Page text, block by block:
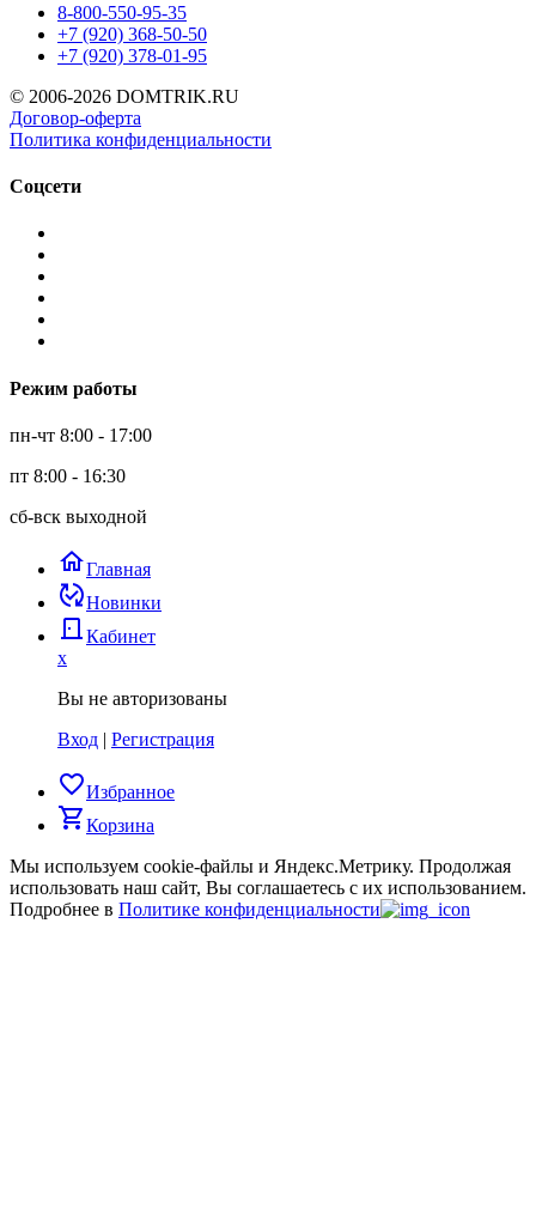
8-800-550-95-35
+7 (920) 368-50-50
+7 (920) 378-01-95
© 2006-2026 DOMTRIK.RU
Договор-оферта
Политика конфиденциальности
Соцсети
Режим работы
пн-чт 8:00 - 17:00
пт 8:00 - 16:30
сб-вск выходной
homeГлавная
published_with_changesНовинки
door_back Кабинет
x
Вы не авторизованы
Вход | Регистрация
favorite_borderИзбранное
shopping_cartКорзина
Мы используем cookie-файлы и Яндекс.Метрику. Продолжая
использовать наш сайт, Вы соглашаетесь с их использованием.
Подробнее в Политике конфиденциальности